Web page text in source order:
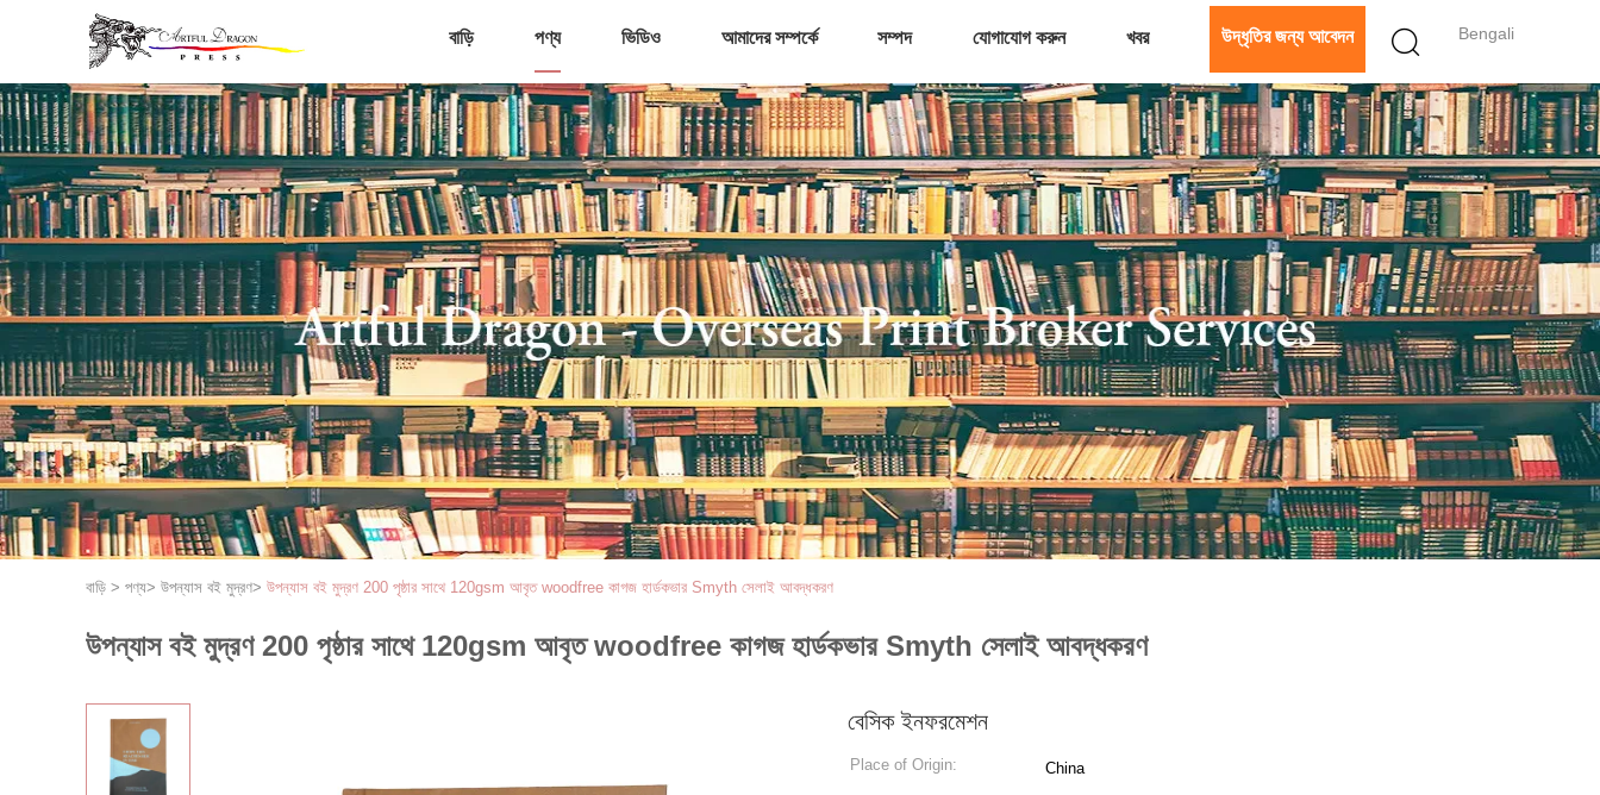
Bengali
বাড়ি পণ্য ভিডিও আমাদের সম্পর্কে সম্পদ যোগাযোগ করুন খবর উদ্ধৃতির জন্য আবেদন
বাড়ি > পণ্য> উপন্যাস বই মুদ্রণ> উপন্যাস বই মুদ্রণ 200 পৃষ্ঠার সাথে 120gsm আবৃত woodfree কাগজ হার্ডকভার Smyth সেলাই আবদ্ধকরণ
উপন্যাস বই মুদ্রণ 200 পৃষ্ঠার সাথে 120gsm আবৃত woodfree কাগজ হার্ডকভার Smyth সেলাই আবদ্ধকরণ
বেসিক ইনফরমেশন
Place of Origin: China